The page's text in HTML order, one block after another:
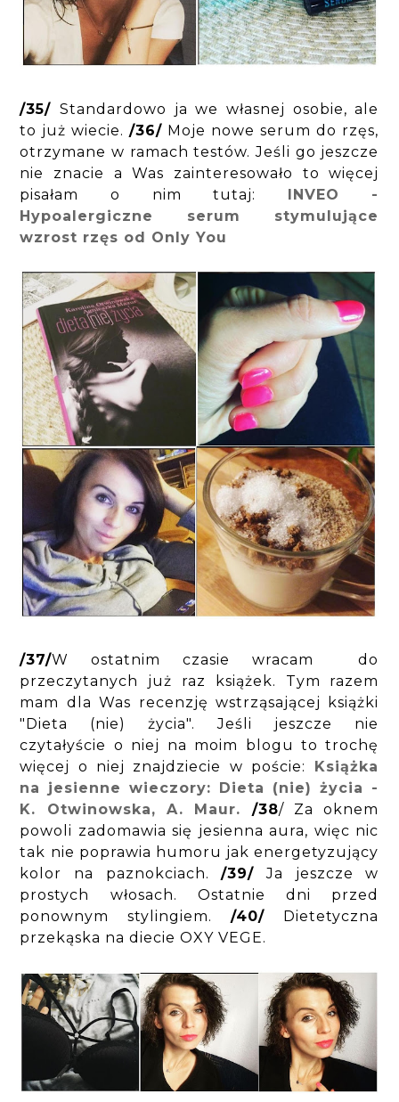
/35/Standardowo ja we własnej osobie, ale
to już wiecie./36/ Moje nowe serum do rzęs,
otrzymane w ramach testów. Jeśli go jeszcze
nie znacie a Was zainteresowało to więcej
pisałam o nim tutaj: INVEO -
Hypoalergiczne serum stymulujące
wzrost rzęs od Only You
/37/W ostatnim czasie wracam do
przeczytanych już raz książek. Tym razem
mam dla Was recenzję wstrząsającej książki
"Dieta (nie) życia". Jeśli jeszcze nie
czytałyście o niej na moim blogu to trochę
więcej o niej znajdziecie w poście:
Książka
na jesienne wieczory: Dieta (nie) życia -
K. Otwinowska, A. Maur. /38/ Za oknem
powoli zadomawia się jesienna aura, więc nic
tak nie poprawia humoru jak energetyzujący
kolor na paznokciach./39/ Ja jeszcze w
prostych włosach. Ostatnie dni przed
ponownym stylingiem. /40/ Dietetyczna
przekąska na diecie OXY VEGE.